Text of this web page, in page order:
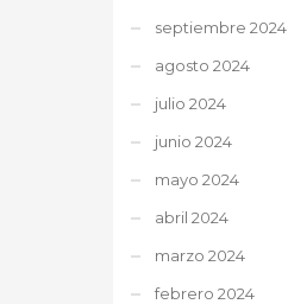
septiembre 2024
agosto 2024
julio 2024
junio 2024
mayo 2024
abril 2024
marzo 2024
febrero 2024